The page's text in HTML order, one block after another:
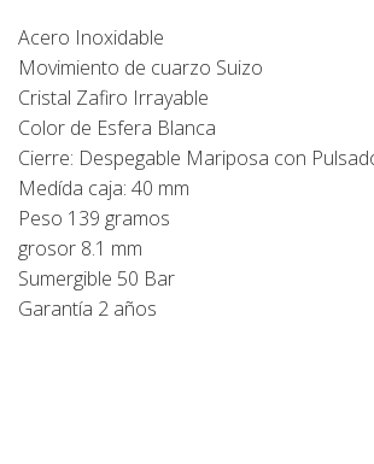
Acero Inoxidable
Movimiento de cuarzo Suizo
Cristal Zafiro Irrayable
Color de Esfera Blanca
Cierre: Despegable Mariposa con
Medída caja: 40 mm
Peso 139 gramos
grosor 8.1 mm
Sumergible 50 Bar
Garantía 2 años